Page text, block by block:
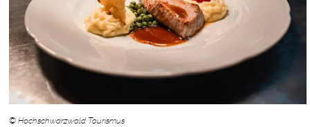
© Hochschwarzwald Tourismus